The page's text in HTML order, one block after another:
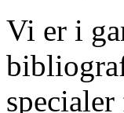
Vi er i